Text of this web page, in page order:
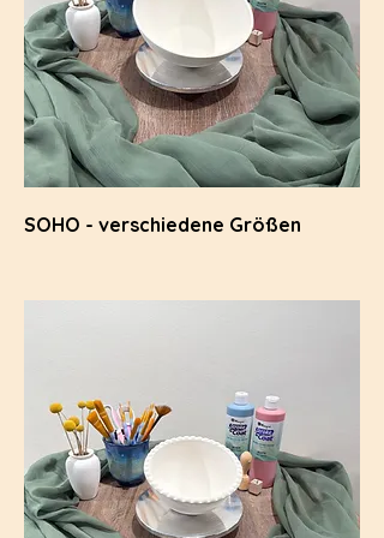
SOHO - verschiedene Größen